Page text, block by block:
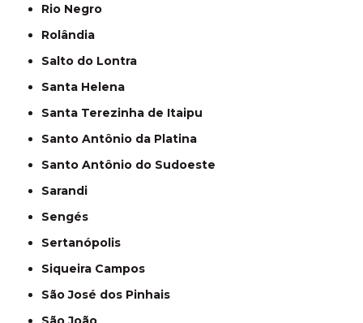
Rio Negro
Rolândia
Salto do Lontra
Santa Helena
Santa Terezinha de Itaipu
Santo Antônio da Platina
Santo Antônio do Sudoeste
Sarandi
Sengés
Sertanópolis
Siqueira Campos
São José dos Pinhais